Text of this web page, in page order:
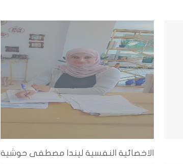
الاخصائية النفسية ليندا مصطفى حوشية